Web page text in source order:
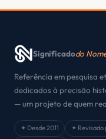
Significadodo
Referência em pesquisa
dedicados à precisão
— um projeto de quem
✦ Desde 2011 ✦ Revisado